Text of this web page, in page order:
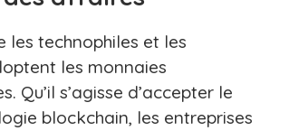
les technophiles et les
les monnaies
s’agisse d’accepter le
blockchain, les entreprises